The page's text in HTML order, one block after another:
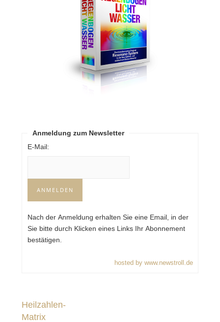
Anmeldung zum Newsletter
E-Mail:
Nach der Anmeldung erhalten Sie eine Email, in der
Sie bitte durch Klicken eines Links Ihr Abonnement
bestätigen.
hosted by www.newstroll.de
Heilzahlen-
Matrix